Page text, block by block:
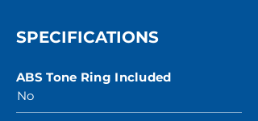
SPECIFICATIONS
ABS Tone Ring Included
No